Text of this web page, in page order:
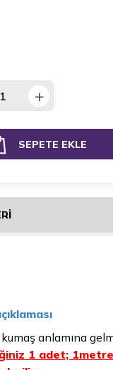
anlamına
1 adet;